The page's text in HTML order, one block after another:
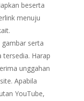
beserta
menuju
serta
Harap
unggahan
Apabila
YouTube,